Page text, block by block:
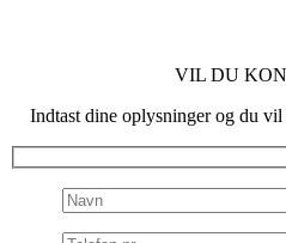
VIL DU
Indtast dine oplysninger og du